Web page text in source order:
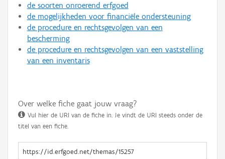
de soorten onroerend erfgoed
de mogelijkheden voor financiële ondersteuning
de procedure en rechtsgevolgen van een
bescherming
de procedure en rechtsgevolgen van een vaststelling
van een inventaris
Over welke fiche gaat jouw vraag?
Vul hier de URI van de fiche in. Je vindt de URI steeds onder de
titel van een fiche.